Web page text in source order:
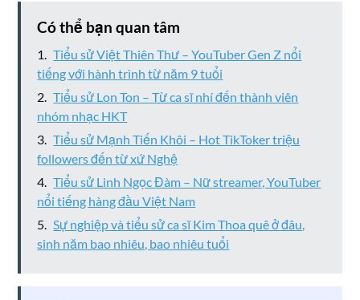
Có thể bạn quan tâm
Tiểu sử Việt Thiên Thư – YouTuber Gen Z nổi
tiếng với hành trình từ năm 9 tuổi
Tiểu sử Lon Ton – Từ ca sĩ nhí đến thành viên
nhóm nhạc HKT
Tiểu sử Mạnh Tiến Khôi – Hot TikToker triệu
followers đến từ xứ Nghệ
Tiểu sử Linh Ngọc Đàm – Nữ streamer, YouTuber
nổi tiếng hàng đầu Việt Nam
Sự nghiệp và tiểu sử ca sĩ Kim Thoa quê ở đâu,
sinh năm bao nhiêu, bao nhiêu tuổi